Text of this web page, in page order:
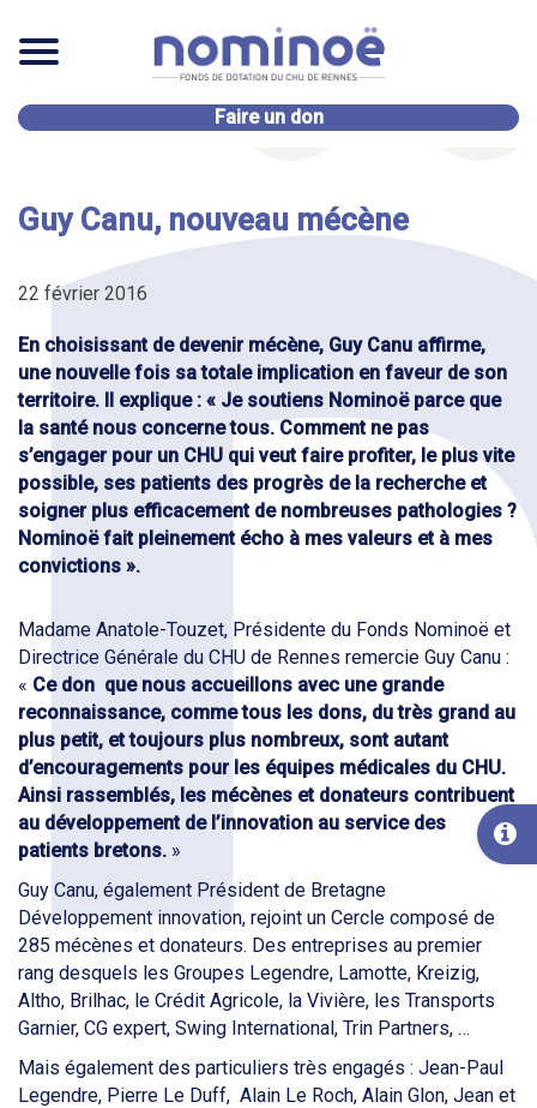
Faire un don
Guy Canu, nouveau mécène
22 février 2016
En choisissant de devenir mécène, Guy Canu affirme,
une nouvelle fois sa totale implication en faveur de son
territoire. Il explique : « Je soutiens Nominoë parce que
la santé nous concerne tous. Comment ne pas
s’engager pour un CHU qui veut faire profiter, le plus vite
possible, ses patients des progrès de la recherche et
soigner plus efficacement de nombreuses pathologies ?
Nominoë fait pleinement écho à mes valeurs et à mes
convictions ».
Madame Anatole-Touzet, Présidente du Fonds Nominoë et
Directrice Générale du CHU de Rennes remercie Guy Canu :
« Ce don que nous accueillons avec une grande
reconnaissance, comme tous les dons, du très grand au
plus petit, et toujours plus nombreux, sont autant
d’encouragements pour les équipes médicales du CHU.
Ainsi rassemblés, les mécènes et donateurs contribuent
au développement de l’innovation au service des
patients bretons. »
Guy Canu, également Président de Bretagne
Développement innovation, rejoint un Cercle composé de
285 mécènes et donateurs. Des entreprises au premier
rang desquels les Groupes Legendre, Lamotte, Kreizig,
Altho, Brilhac, le Crédit Agricole, la Vivière, les Transports
Garnier, CG expert, Swing International, Trin Partners, …
Mais également des particuliers très engagés : Jean-Paul
Legendre, Pierre Le Duff, Alain Le Roch, Alain Glon, Jean et